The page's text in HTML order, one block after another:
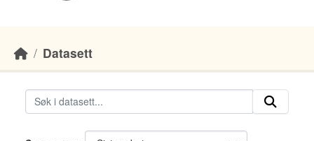
Datasett